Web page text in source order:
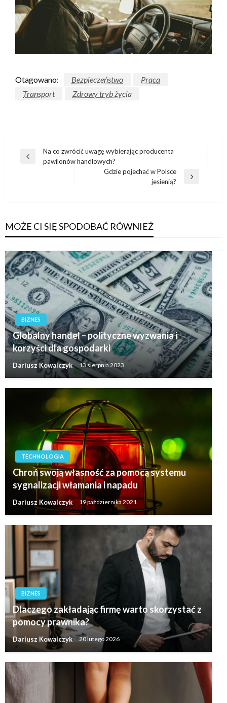
Otagowano: Bezpieczeństwo
Praca
Transport
Zdrowy tryb życia
Nawigacja
wpisu
Poprzedni
Na co zwrócić uwagę wybierając producenta
pawilonów handlowych?
Gdzie pojechać w Polsce
jesienią?
MOŻE CI SIĘ SPODOBAĆ RÓWNIEŻ
BIZNES
Globalny handel – polityczne wyzwania i
korzyści dla gospodarki
Dariusz Kowalczyk 13 sierpnia 2023
TECHNOLOGIA
Chroń swoją własność za pomocą systemu
sygnalizacji włamania i napadu
Dariusz Kowalczyk 19 października 2021
BIZNES
Dlaczego zakładając firmę warto skorzystać z
pomocy prawnika?
Dariusz Kowalczyk 20 lutego 2026